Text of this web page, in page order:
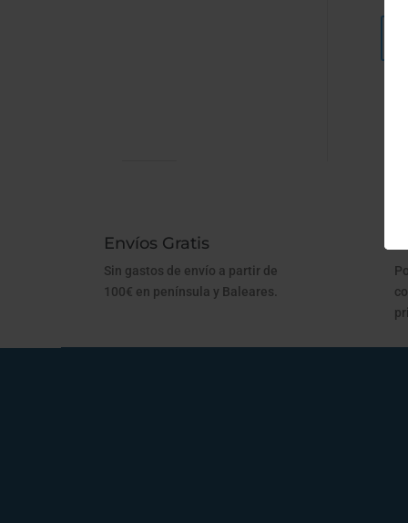
Envíos Gratis
Sin gastos de envío a partir de
100€ en península y Baleares.